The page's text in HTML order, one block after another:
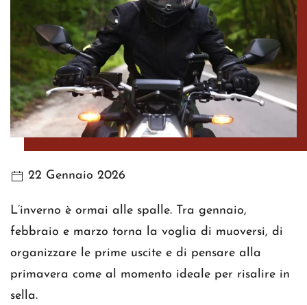
22 Gennaio 2026
L’inverno è ormai alle spalle. Tra gennaio,
febbraio e marzo torna la voglia di muoversi, di
organizzare le prime uscite e di pensare alla
primavera come al momento ideale per risalire in
sella.